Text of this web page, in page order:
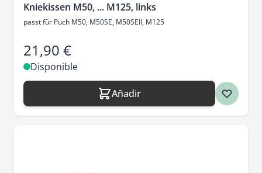
Kniekissen M50, ... M125, links
passt für Puch M50, M50SE, M50SEII, M125
21,90 €
Disponible
Añadir